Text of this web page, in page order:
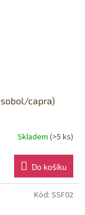
capra)
Skladem(>5 ks)
Do košíku
Kód: SSF02